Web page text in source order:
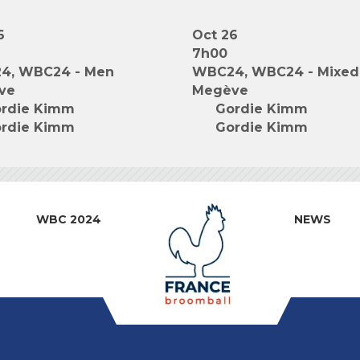
WBC24 - Men
Kimm
Kimm
Oct 26
7h00
WBC24, WBC24 - Mixed
Megève
Gordie Kimm
Gordie Kimm
WBC 2024 NEWS